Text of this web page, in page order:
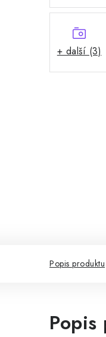
+ další (3)
Popis produktu